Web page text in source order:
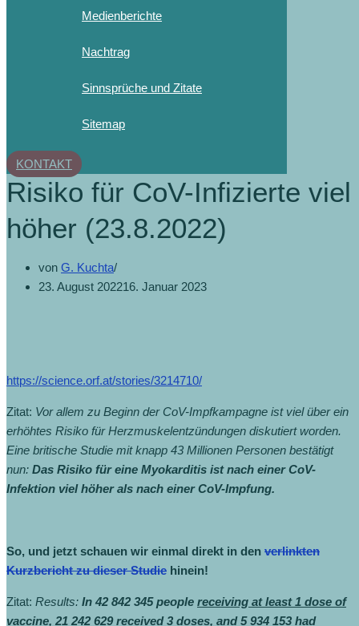
Medienberichte
Nachtrag
Sinnsprüche und Zitate
Sitemap
KONTAKT
Risiko für CoV-Infizierte viel
höher (23.8.2022)
von G. Kuchta
23. August 202216. Januar 2023
https://science.orf.at/stories/3214710/
Zitat: Vor allem zu Beginn der CoV-Impfkampagne ist viel über ein
erhöhtes Risiko für Herzmuskelentzündungen diskutiert worden.
Eine britische Studie mit knapp 43 Millionen Personen bestätigt
nun: Das Risiko für eine Myokarditis ist nach einer CoV-
Infektion viel höher als nach einer CoV-Impfung.
So, und jetzt schauen wir einmal direkt in den verlinkten
Kurzbericht zu dieser Studie hinein!
Zitat: Results: In 42 842 345 people receiving at least 1 dose of
vaccine, 21 242 629 received 3 doses, and5 934 153 had